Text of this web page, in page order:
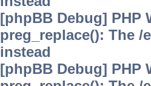
[phpBB Debug] PHP
preg_replace(): The
instead
[phpBB Debug] PHP